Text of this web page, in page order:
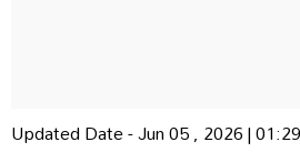
Updated Date - Jun 05 , 2026 |